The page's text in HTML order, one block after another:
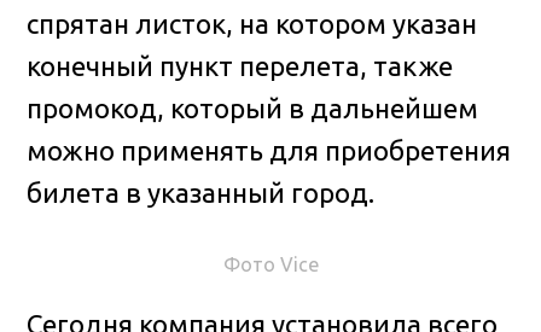
спрятан листок, на котором указан
конечный пункт перелета, также
промокод, который в дальнейшем
можно применять для приобретения
билета в указанный город.
Фото Vice
Сегодня компания установила всего